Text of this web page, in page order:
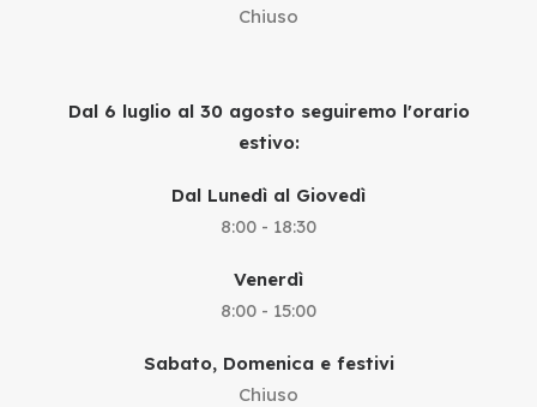
Chiuso
Dal 6 luglio al 30 agosto seguiremo l'orario
estivo:
Dal Lunedì al Giovedì
8:00 - 18:30
Venerdì
8:00 - 15:00
Sabato, Domenica e festivi
Chiuso